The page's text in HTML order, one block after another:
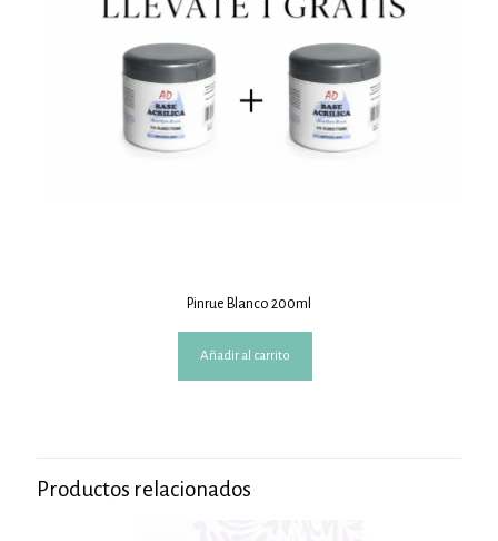
Pinrue Blanco 200ml
Añadir al carrito
Productos relacionados